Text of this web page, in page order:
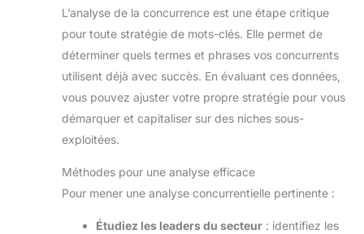
L’analyse de la concurrence est une étape critique
pour toute stratégie de mots-clés. Elle permet de
déterminer quels termes et phrases vos concurrents
utilisent déjà avec succès. En évaluant ces données,
vous pouvez ajuster votre propre stratégie pour vous
démarquer et capitaliser sur des niches sous-
exploitées.
Méthodes pour une analyse efficace
Pour mener une analyse concurrentielle pertinente :
Étudiez les leaders du secteur : identifiez les